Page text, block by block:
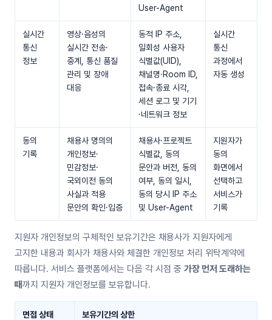
User-Agent
실시간
통신
정보
영상·음성의
실시간 전송·
중계, 통신 품질
관리 및 장애
대응
동적 IP 주소,
일회성 사용자
식별값(UID),
채널명·Room ID,
접속·종료 시각,
세션 로그 및 기기
·네트워크 정보
실시간
통신
과정에서
자동 생성
동의
기록
채용사 명의의
개인정보·
민감정보·
국외이전 동의
사실과 적용
문안의 확인·입증
채용사·프로젝트
식별값, 동의
문안과 버전, 동의
여부, 동의 일시,
동의 당시 IP 주소
및 User-Agent
지원자가
동의
화면에서
선택하고
서비스가
기록
지원자 개인정보의 구체적인 보유기간은 채용사가 지원자에게
고지한 내용과 회사가 채용사와 체결한 개인정보 처리 위탁계약에
따릅니다. 서비스 플랫폼에서는 다음 각 시점 중 가장 먼저 도래하는
때까지 지원자 개인정보를 보유합니다.
면접 상태 보유기간의 상한